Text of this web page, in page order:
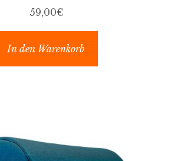
59,00€
In den Warenkorb